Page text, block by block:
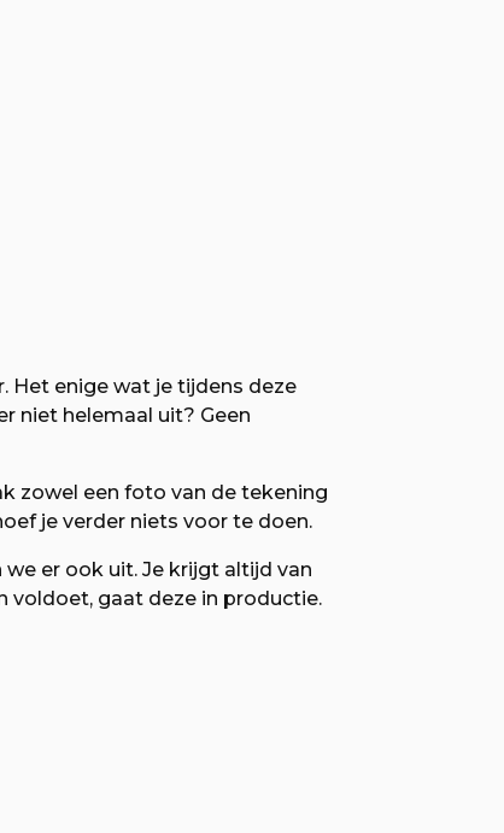
Het enige wat je tijdens deze
niet helemaal uit? Geen
zowel een foto van de tekening
je verder niets voor te doen.
er ook uit. Je krijgt altijd van
voldoet, gaat deze in productie.